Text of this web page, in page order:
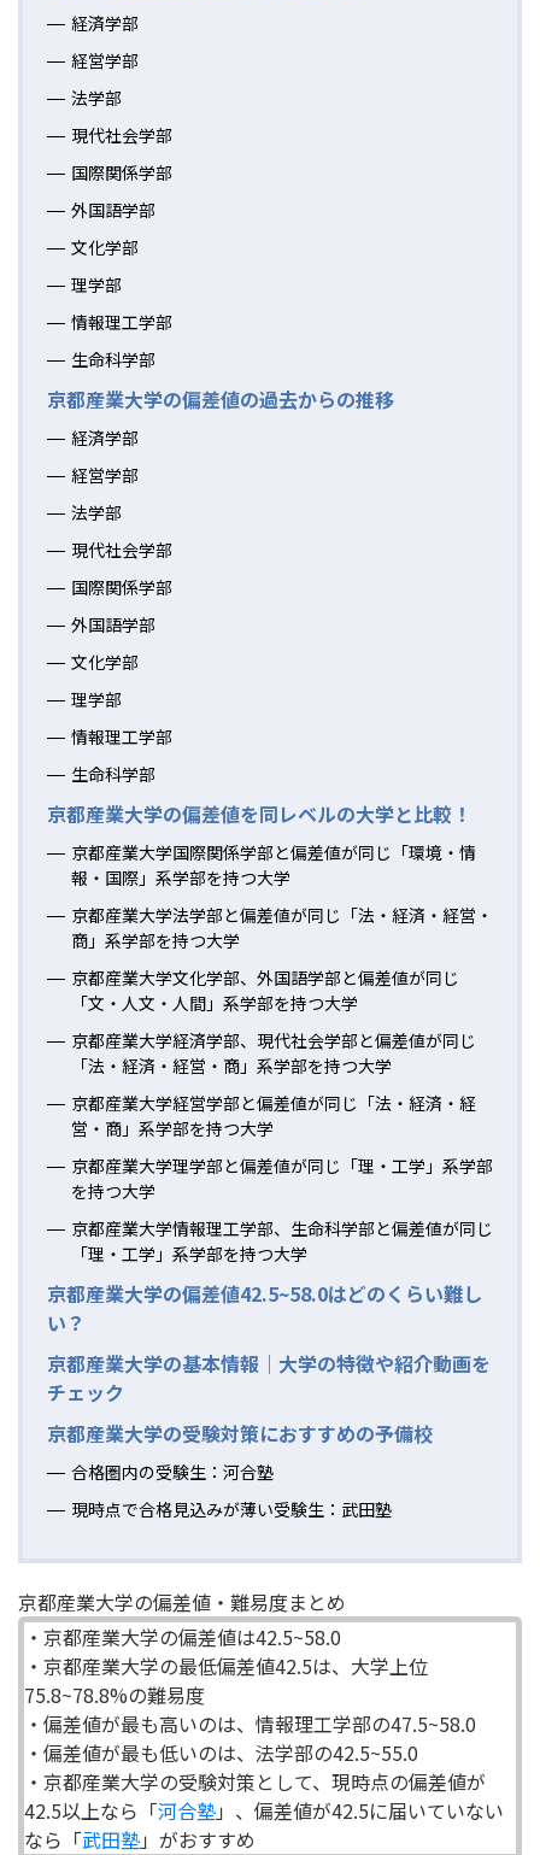
経済学部
経営学部
法学部
現代社会学部
国際関係学部
外国語学部
文化学部
理学部
情報理工学部
生命科学部
京都産業大学の偏差値の過去からの推移
経済学部
経営学部
法学部
現代社会学部
国際関係学部
外国語学部
文化学部
理学部
情報理工学部
生命科学部
京都産業大学の偏差値を同レベルの大学と比較！
京都産業大学国際関係学部と偏差値が同じ「環境・情
報・国際」系学部を持つ大学
京都産業大学法学部と偏差値が同じ「法・経済・経営・
商」系学部を持つ大学
京都産業大学文化学部、外国語学部と偏差値が同じ
「文・人文・人間」系学部を持つ大学
京都産業大学経済学部、現代社会学部と偏差値が同じ
「法・経済・経営・商」系学部を持つ大学
京都産業大学経営学部と偏差値が同じ「法・経済・経
営・商」系学部を持つ大学
京都産業大学理学部と偏差値が同じ「理・工学」系学部
を持つ大学
京都産業大学情報理工学部、生命科学部と偏差値が同じ
「理・工学」系学部を持つ大学
京都産業大学の偏差値42.5~58.0はどのくらい難し
い？
京都産業大学の基本情報｜大学の特徴や紹介動画を
チェック
京都産業大学の受験対策におすすめの予備校
合格圏内の受験生：河合塾
現時点で合格見込みが薄い受験生：武田塾
京都産業大学の偏差値・難易度まとめ
・京都産業大学の偏差値は42.5~58.0
・京都産業大学の最低偏差値42.5は、大学上位
75.8~78.8%の難易度
・偏差値が最も高いのは、情報理工学部の47.5~58.0
・偏差値が最も低いのは、法学部の42.5~55.0
・京都産業大学の受験対策として、現時点の偏差値が
42.5以上なら「河合塾」、偏差値が42.5に届いていない
なら「武田塾」がおすすめ